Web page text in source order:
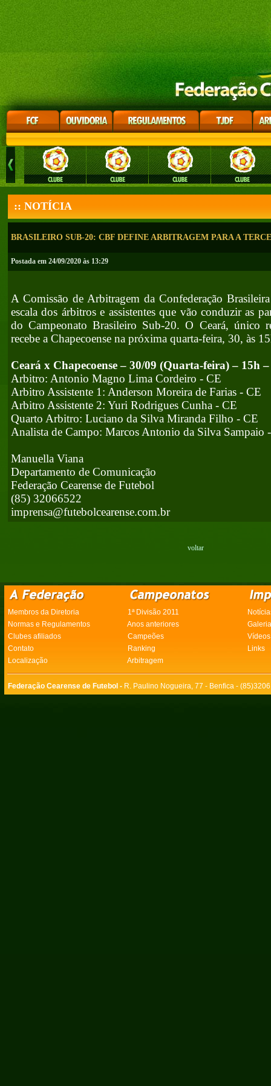
:: NOTÍCIA
BRASILEIRO SUB-20: CBF DEFINE ARBITRAGEM PARA A
Postada em 24/09/2020 às 13:29
A Comissão de Arbitragem da Confederação
escala dos árbitros e assistentes que vão conduzir as
do Campeonato Brasileiro Sub-20. O Ceará, único
recebe a Chapecoense na próxima quarta-feira, 30, às
Ceará x Chapecoense – 30/09 (Quarta-feira) – 15h
Arbitro: Antonio Magno Lima Cordeiro - CE
Arbitro Assistente 1: Anderson Moreira de Farias - CE
Arbitro Assistente 2: Yuri Rodrigues Cunha - CE
Quarto Arbitro: Luciano da Silva Miranda Filho - CE
Analista de Campo: Marcos Antonio da Silva Sampaio
Manuella Viana
Departamento de Comunicação
Federação Cearense de Futebol
(85) 32066522
imprensa@futebolcearense.com.br
voltar
Membros da Diretoria 1ª Divisão 2011
Normas e Regulamentos
Anos anteriores
Clubes afiliados
Campeões
Vídeos
Contato
Ranking
Links
Localização
Arbitragem
Federação Cearense de Futebol - R. Paulino Nogueira, 77 - Benfica -